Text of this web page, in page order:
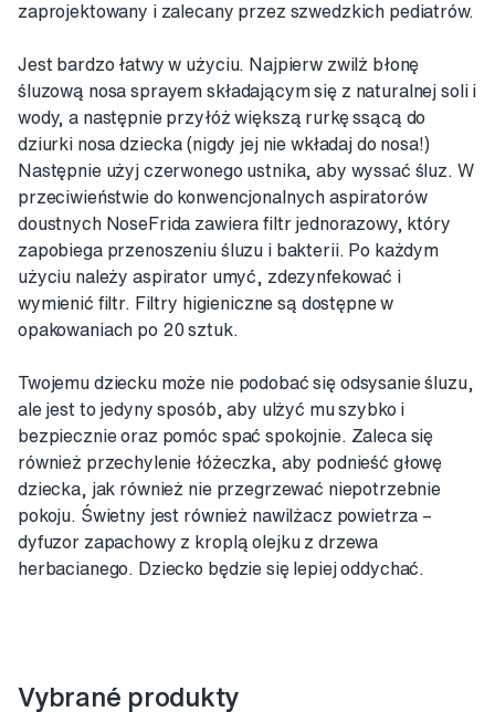
zaprojektowany i zalecany przez szwedzkich pediatrów.
Jest bardzo łatwy w użyciu. Najpierw zwilż błonę
śluzową nosa sprayem składającym się z naturalnej soli i
wody, a następnie przyłóż większą rurkę ssącą do
dziurki nosa dziecka (nigdy jej nie wkładaj do nosa!)
Następnie użyj czerwonego ustnika, aby wyssać śluz. W
przeciwieństwie do konwencjonalnych aspiratorów
doustnych NoseFrida zawiera filtr jednorazowy, który
zapobiega przenoszeniu śluzu i bakterii. Po każdym
użyciu należy aspirator umyć, zdezynfekować i
wymienić filtr. Filtry higieniczne są dostępne w
opakowaniach po 20 sztuk.
Twojemu dziecku może nie podobać się odsysanie śluzu,
ale jest to jedyny sposób, aby ulżyć mu szybko i
bezpiecznie oraz pomóc spać spokojnie. Zaleca się
również przechylenie łóżeczka, aby podnieść głowę
dziecka, jak również nie przegrzewać niepotrzebnie
pokoju. Świetny jest również nawilżacz powietrza –
dyfuzor zapachowy z kroplą olejku z drzewa
herbacianego. Dziecko będzie się lepiej oddychać.
Vybrané produkty